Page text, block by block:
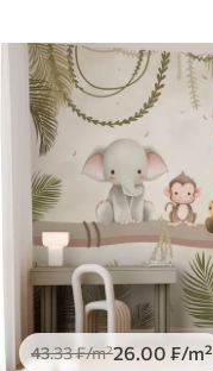
43.33₣/m²26.00 ₣/m²